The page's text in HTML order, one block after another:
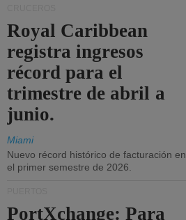
Royal Caribbean
registra ingresos
récord para el
trimestre de abril a
junio.
Miami
Nuevo récord histórico de facturación en
el primer semestre de 2026.
PortXchange: Para